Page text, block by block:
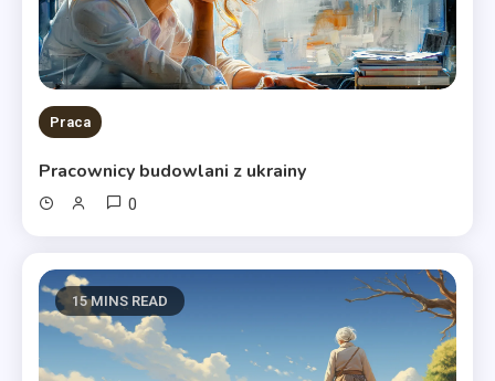
Praca
Pracownicy budowlani z ukrainy
0
15 MINS READ